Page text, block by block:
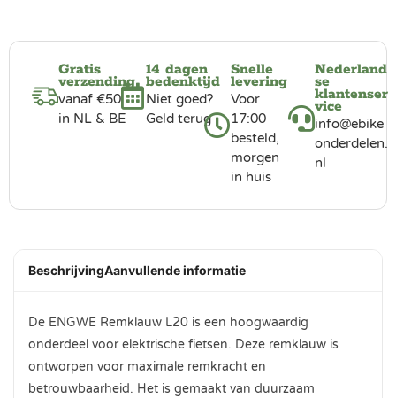
Gratis
verzending
vanaf €50
in NL & BE
14 dagen
bedenktijd
Niet goed?
Geld terug
Snelle
levering
Voor
17:00
besteld,
morgen
in huis
Nederland
se
klantenser
vice
info@ebike
onderdelen.
nl
BeschrijvingAanvullende informatie
De ENGWE Remklauw L20 is een hoogwaardig
onderdeel voor elektrische fietsen. Deze remklauw is
ontworpen voor maximale remkracht en
betrouwbaarheid. Het is gemaakt van duurzaam